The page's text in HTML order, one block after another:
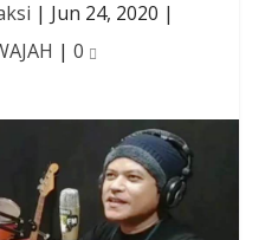
| Jun 24, 2020 |
| 0